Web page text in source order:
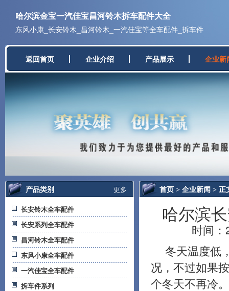
哈尔滨金宝一汽佳宝昌河铃木拆车配件大全
东风小康_长安铃木_昌河铃木_一汽佳宝等全车配件_拆车件
返回首页 企业介绍 产品展示 企业新
更多
产品类别
长安铃木全车配件
长安系列全车配件
昌河铃木全车配件
东风小康全车配件
一汽佳宝全车配件
拆车件系列
首页 > 企业新闻 > 正
哈尔滨
时间
冬天温度低
况，不过如果
个冬天不再冷。